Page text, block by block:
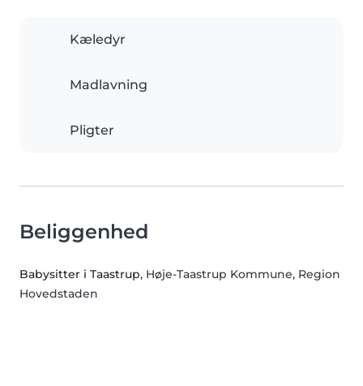
Kæledyr
Madlavning
Pligter
Beliggenhed
Babysitter i Taastrup, Høje-Taastrup Kommune, Region
Hovedstaden